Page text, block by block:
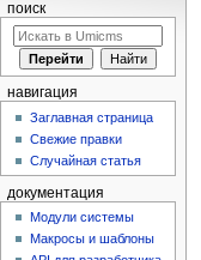
поиск
навигация
Заглавная страница
Свежие правки
Случайная статья
документация
Модули системы
Макросы и шаблоны